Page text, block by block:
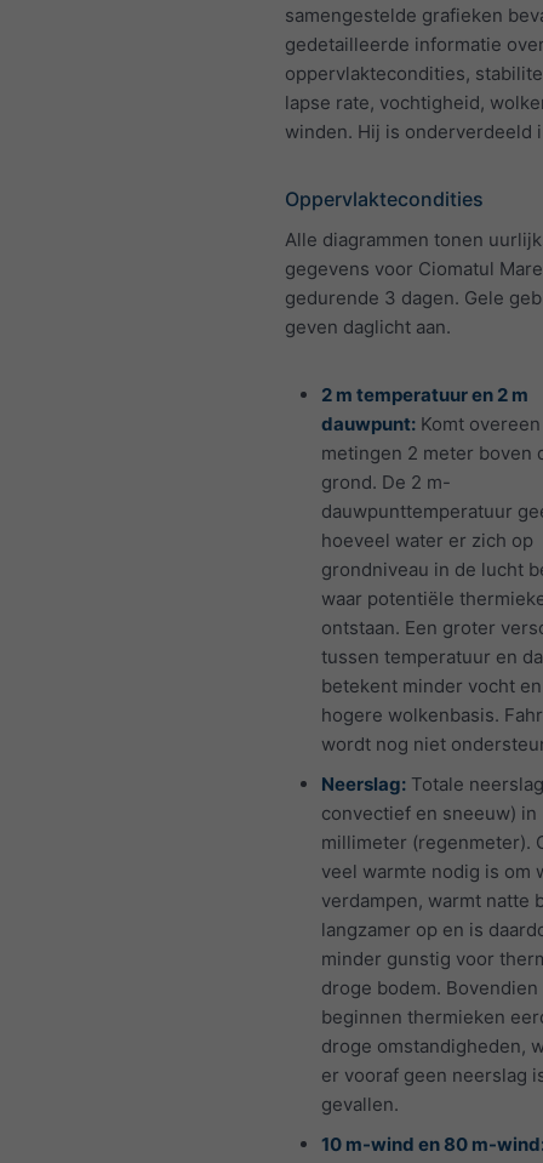
samengestelde grafieken
gedetailleerde informatie
oppervlaktecondities,
lapse rate, vochtigheid,
winden. Hij is onderverdeeld
Oppervlaktecondities
Alle diagrammen tonen
gegevens voor Ciomatul Mare
gedurende 3 dagen. Gele
geven daglicht aan.
2 m temperatuur en 2 m
dauwpunt: Komt
metingen 2 meter boven
grond. De 2 m-
dauwpunttemperatuur
hoeveel water er zich op
grondniveau in de lucht
waar potentiële
ontstaan. Een groter
tussen temperatuur en
betekent minder vocht
hogere wolkenbasis.
wordt nog niet
Neerslag: Totale
convectief en sneeuw) in
millimeter (regenmeter).
veel warmte nodig is om
verdampen, warmt natte
langzamer op en is
minder gunstig voor
droge bodem. Bovendien
beginnen thermieken
droge omstandigheden,
er vooraf geen neerslag
gevallen.
10 m-wind en 80 m-